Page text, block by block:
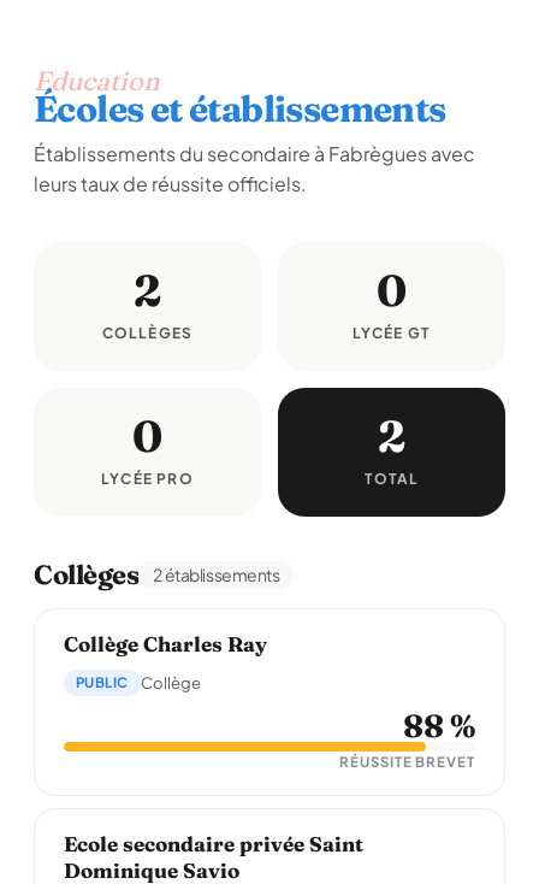
Education
Écoles et établissements
Établissements du secondaire à Fabrègues avec
leurs taux de réussite officiels.
2
COLLÈGES
0
LYCÉE GT
0
LYCÉE PRO
2
TOTAL
Collèges 2 établissements
Collège Charles Ray
PUBLIC Collège
88 %
RÉUSSITE BREVET
Ecole secondaire privée Saint
Dominique Savio